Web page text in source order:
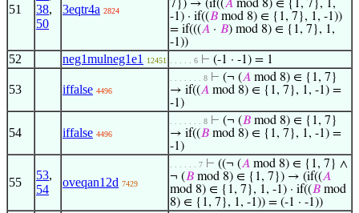
51
38,
50
3eqtr4a 2824
7}) → (if((𝐴 mod 8) ∈ {1, 7}, 1,
-1) · if((𝐵 mod 8) ∈ {1, 7}, 1, -1))
= if(((𝐴 · 𝐵) mod 8) ∈ {1, 7}, 1,
-1))
52 neg1mulneg1e1 12451 . . . . . 6 ⊢ (-1 · -1) = 1
53 iffalse 4496
. . . . . . . 8 ⊢ (¬ (𝐴 mod 8) ∈ {1, 7}
→ if((𝐴 mod 8) ∈ {1, 7}, 1, -1) =
-1)
54 iffalse 4496
. . . . . . . 8 ⊢ (¬ (𝐵 mod 8) ∈ {1, 7}
→ if((𝐵 mod 8) ∈ {1, 7}, 1, -1) =
-1)
55
53,
54
oveqan12d 7429
. . . . . . 7 ⊢ ((¬ (𝐴 mod 8) ∈ {1, 7} ∧
¬ (𝐵 mod 8) ∈ {1, 7}) → (if((𝐴
mod 8) ∈ {1, 7}, 1, -1) · if((𝐵 mod
8) ∈ {1, 7}, 1, -1)) = (-1 · -1))